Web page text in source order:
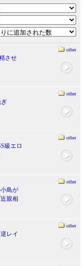
other
させ
other
ぎ
other
級エロ
other
鳥が
親相
other
レイ